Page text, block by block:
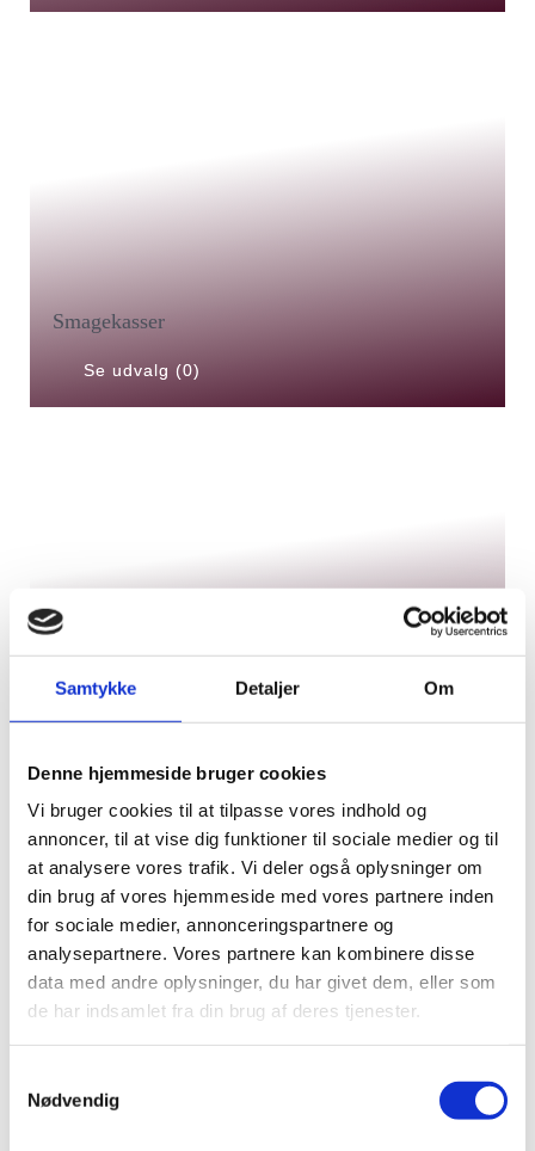
Samtykke Detaljer Om
Denne hjemmeside bruger cookies
Vi bruger cookies til at tilpasse vores indhold og
annoncer, til at vise dig funktioner til sociale medier og til
at analysere vores trafik. Vi deler også oplysninger om
din brug af vores hjemmeside med vores partnere inden
for sociale medier, annonceringspartnere og
analysepartnere. Vores partnere kan kombinere disse
data med andre oplysninger, du har givet dem, eller som
de har indsamlet fra din brug af deres tjenester.
Nødvendig
Smagekasser
Se udvalg (0)
Spiritus
Se udvalg (6)
Vodka